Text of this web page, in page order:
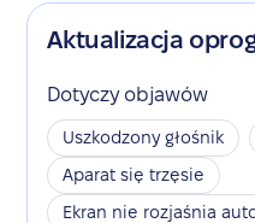
Aktualizacja
Dotyczy objawów
Uszkodzony głośnik
Aparat się trzęsie
Ekran nie rozjaśnia